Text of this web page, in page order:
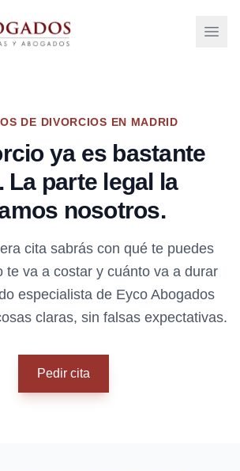
Open
DE DIVORCIOS EN MADRID
ya es bastante
La parte legal la
nosotros.
cita sabrás con qué te puedes
te va a costar y cuánto va a durar
especialista de Eyco Abogados
claras, sin falsas expectativas.
Pedir cita